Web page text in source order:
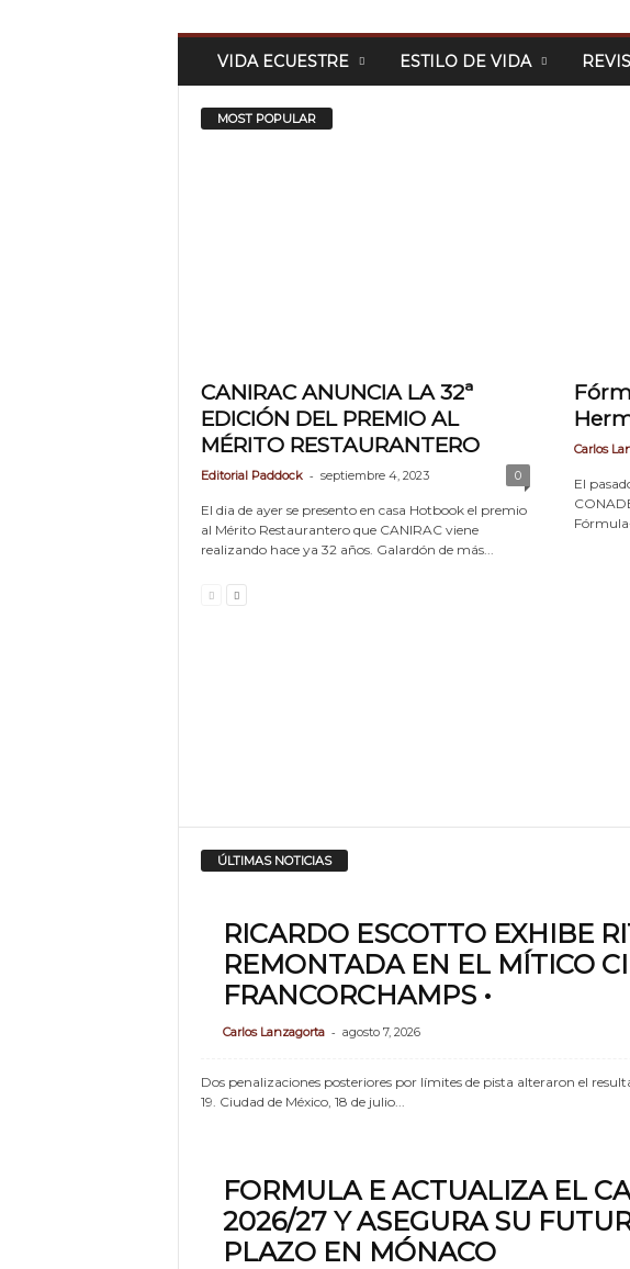
R
VIDA ECUESTRE ESTILO DE VIDA
MOST POPULAR
CANIRAC ANUNCIA LA 32ª
EDICIÓN DEL PREMIO AL
MÉRITO RESTAURANTERO
Editorial Paddock - septiembre 4, 2023 0
El dia de ayer se presento en casa Hotbook el premio
al Mérito Restaurantero que CANIRAC viene
realizando hace ya 32 años. Galardón de más...
Carlos
El
ÚLTIMAS NOTICIAS
RICARDO ESCOTTO EXHIBE
REMONTADA EN EL MÍTICO
FRANCORCHAMPS •
Carlos Lanzagorta - agosto 7, 2026
Dos penalizaciones posteriores por límites de pista alteraron el
19. Ciudad de México, 18 de julio...
FORMULA E ACTUALIZA EL
2026/27 Y ASEGURA SU
PLAZO EN MÓNACO